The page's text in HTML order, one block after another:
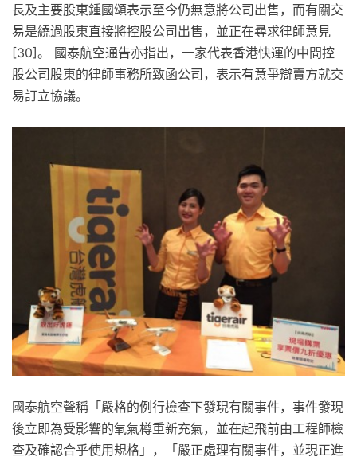
長及主要股東鍾國頌表示至今仍無意將公司出售，而有關交
易是繞過股東直接將控股公司出售，並正在尋求律師意見
[30]。 國泰航空通告亦指出，一家代表香港快運的中間控
股公司股東的律師事務所致函公司，表示有意爭辯賣方就交
易訂立協議。
國泰航空聲稱「嚴格的例行檢查下發現有關事件，事件發現
後立即為受影響的氧氣樽重新充氣，並在起飛前由工程師檢
查及確認合乎使用規格」，「嚴正處理有關事件，並現正進